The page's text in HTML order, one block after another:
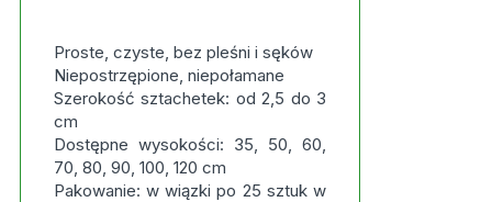
Proste, czyste, bez pleśni i sęków
Niepostrzępione, niepołamane
Szerokość sztachetek: od 2,5 do 3
cm
Dostępne wysokości: 35, 50, 60,
70, 80, 90, 100, 120 cm
Pakowanie: w wiązki po 25 sztuk w